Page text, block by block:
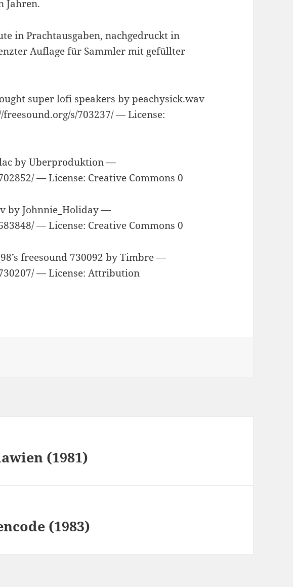
Jahren.
in Prachtausgaben, nachgedruckt in
Auflage für Sammler mit gefüllter
super lofi speakers by peachysick.wav
s/703237/ — License:
by Uberproduktion —
— License: Creative Commons 0
by Johnnie_Holiday —
— License: Creative Commons 0
freesound 730092 by Timbre —
— License: Attribution
(1981)
(1983)